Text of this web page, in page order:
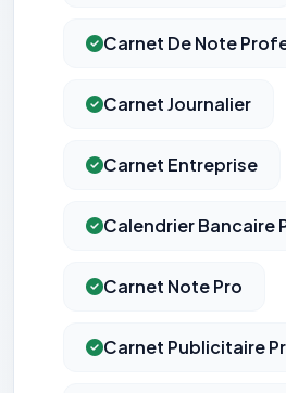
Carnet De Note
Carnet Journalier
Carnet Entreprise
Calendrier Bancaire
Carnet Note Pro
Carnet Publicitaire